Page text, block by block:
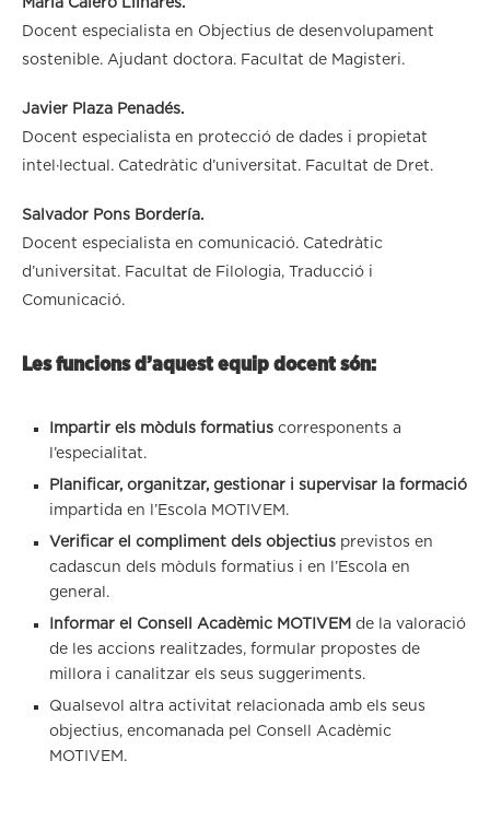
Docent especialista en Objectius de desenvolupament
sostenible. Ajudant doctora. Facultat de Magisteri.
Javier Plaza Penadés.
Docent especialista en protecció de dades i propietat
intel·lectual. Catedràtic d’universitat. Facultat de Dret.
Salvador Pons Bordería.
Docent especialista en comunicació. Catedràtic
d’universitat. Facultat de Filologia, Traducció i
Comunicació.
Les funcions d’aquest equip docent són:
Impartir els mòduls formatius corresponents a
l’especialitat.
Planificar, organitzar, gestionar i supervisar la formació
impartida en l’Escola MOTIVEM.
Verificar el compliment dels objectius previstos en
cadascun dels mòduls formatius i en l’Escola en
general.
Informar el Consell Acadèmic MOTIVEM de la valoració
de les accions realitzades, formular propostes de
millora i canalitzar els seus suggeriments.
Qualsevol altra activitat relacionada amb els seus
objectius, encomanada pel Consell Acadèmic
MOTIVEM.